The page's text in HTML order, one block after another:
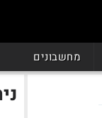
מחשבונים